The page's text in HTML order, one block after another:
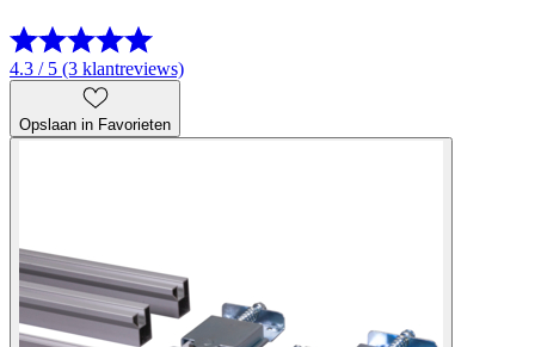
4.3 / 5 (3 klantreviews)
Opslaan in Favorieten